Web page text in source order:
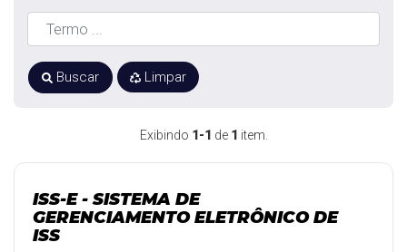
Exibindo 1-1 de 1 item.
ISS-E - SISTEMA DE
GERENCIAMENTO ELETRÔNICO DE
ISS
Buscar Limpar